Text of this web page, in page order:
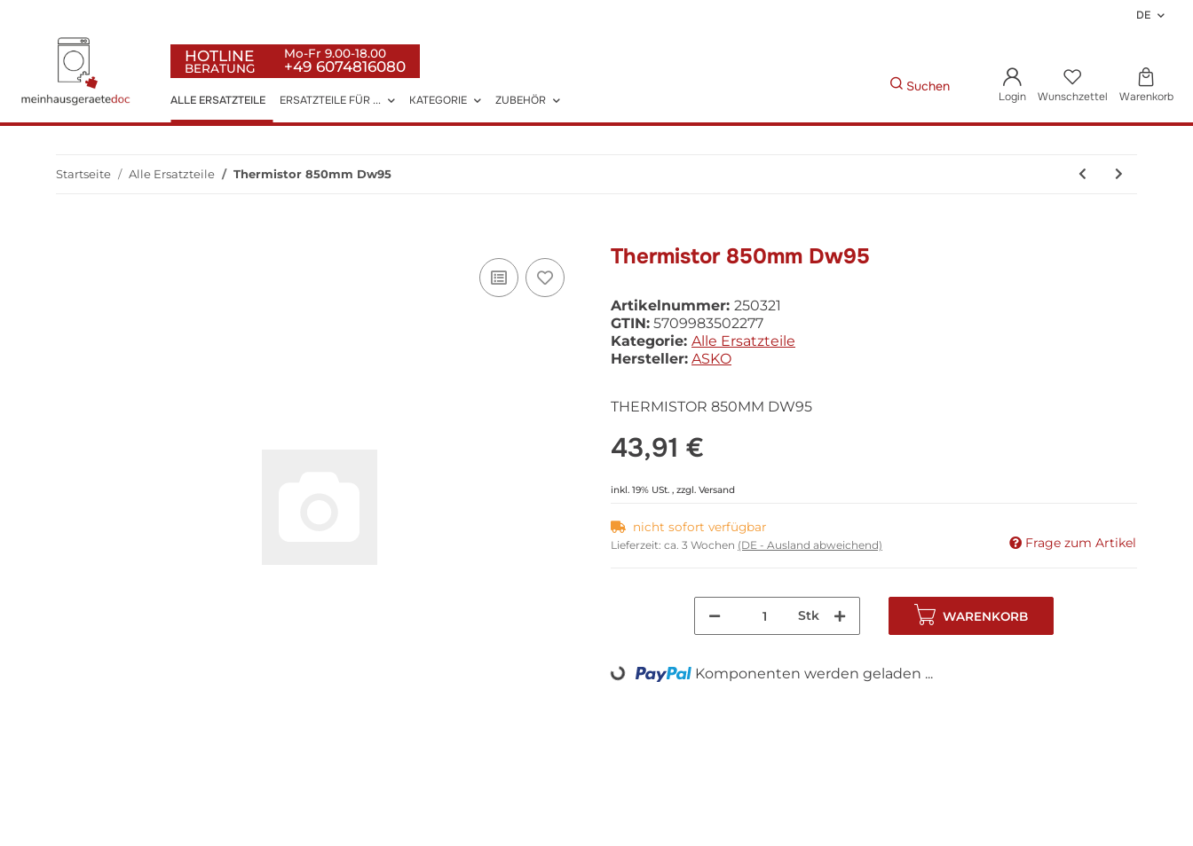
DE
Suchen
Login Wunschzettel Warenkorb
HOTLINE
BERATUNG
Mo-Fr 9.00-18.00
+49 6074816080
ALLE ERSATZTEILE ERSATZTEILE FÜR ... KATEGORIE ZUBEHÖR
Startseite Alle Ersatzteile Thermistor 850mm Dw95
Thermistor 850mm Dw95
Artikelnummer: 250321
GTIN: 5709983502277
Kategorie: Alle Ersatzteile
Hersteller: ASKO
THERMISTOR 850MM DW95
43,91 €
inkl. 19% USt. , zzgl. Versand
nicht sofort verfügbar
Lieferzeit: ca. 3 Wochen (DE - Ausland abweichend) Frage zum Artikel
Stk WARENKORB
Loading... Komponenten werden geladen ...